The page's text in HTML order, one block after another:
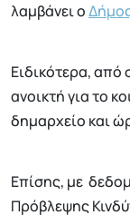
λαμβάνει ο
Ειδικότερα, από
ανοικτή για το
δημαρχείο και
Επίσης, με
Πρόβλεψης